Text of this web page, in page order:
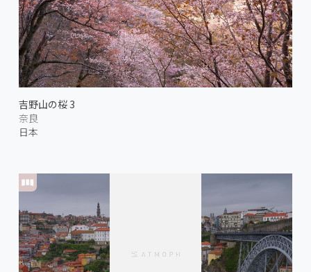
吉野山の桜 3
奈良
日本